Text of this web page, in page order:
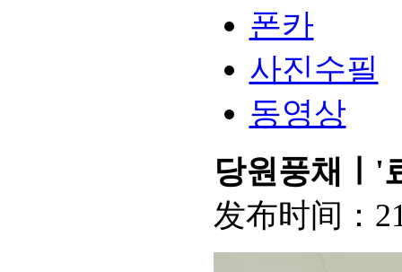
폰카
사진수필
동영상
당원풍채ㅣ'
发布时间：